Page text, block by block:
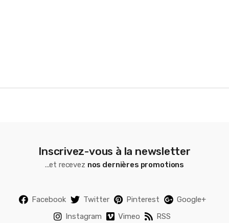
Inscrivez-vous à la newsletter
...et recevez nos dernières promotions
Facebook Twitter Pinterest
Google+
Instagram
Vimeo RSS